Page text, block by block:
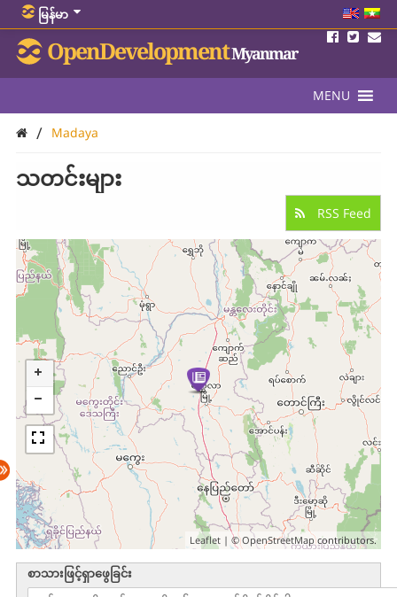
မြန်မာ
OpenDevelopmentMyanmar
MENU
/ Madaya
သတင်းများ
RSS Feed
Leaflet | ©OpenStreetMapcontributors.
စာသားဖြင့်ရှာဖွေခြင်း